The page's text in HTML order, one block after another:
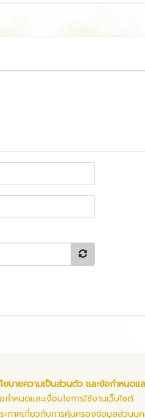
ยบายความเป็นส่วนตัว และข้อกำหนดแล
กำหนดและเงื่อนไขการใช้งานเว็บไซต์
ะกาศเกี่ยวกับการคุ้มครองข้อมูลส่วนบุ